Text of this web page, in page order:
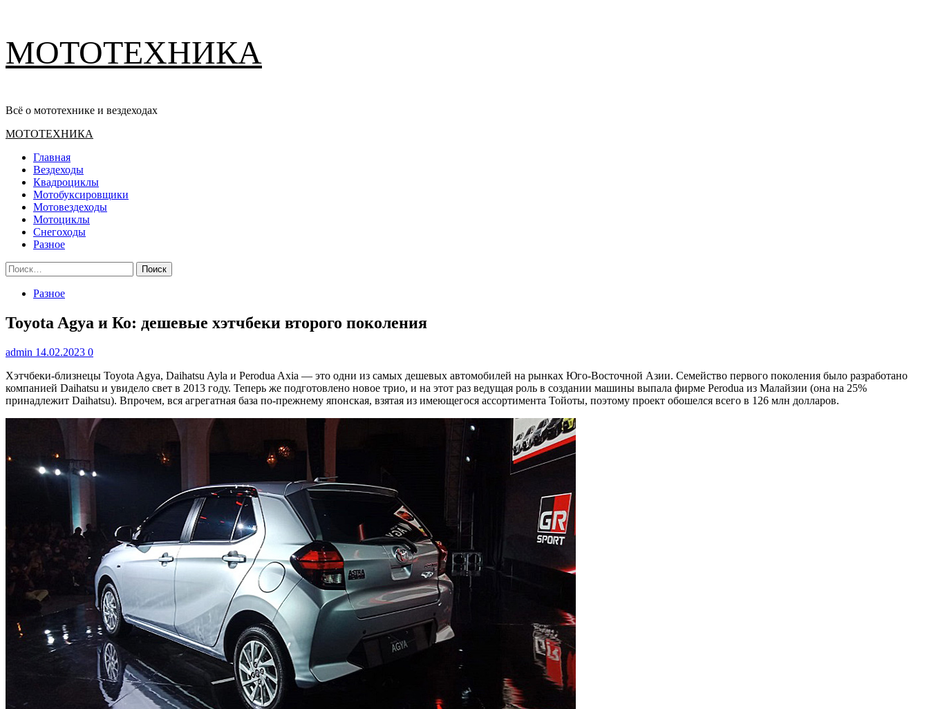
содержимому
МОТОТЕХНИКА
Всё о мототехнике и вездеходах
Основное
МОТОТЕХНИКА
Главная
Вездеходы
Квадроциклы
Мотобуксировщики
Мотовездеходы
Мотоциклы
Снегоходы
Разное
Найти:
Разное
Toyota Agya и Ко: дешевые хэтчбеки второго поколения
admin 14.02.2023 0
Хэтчбеки-близнецы Toyota Agya, Daihatsu Ayla и Perodua Axia — это одни из самых дешевых автомобилей на рынках Юго-Восточной Азии. Семейство первого поколения было разработано
компанией Daihatsu и увидело свет в 2013 году. Теперь же подготовлено новое трио, и на этот раз ведущая роль в создании машины выпала фирме Perodua из Малайзии (она на 25%
принадлежит Daihatsu). Впрочем, вся агрегатная база по-прежнему японская, взятая из имеющегося ассортимента Тойоты, поэтому проект обошелся всего в 126 млн долларов.